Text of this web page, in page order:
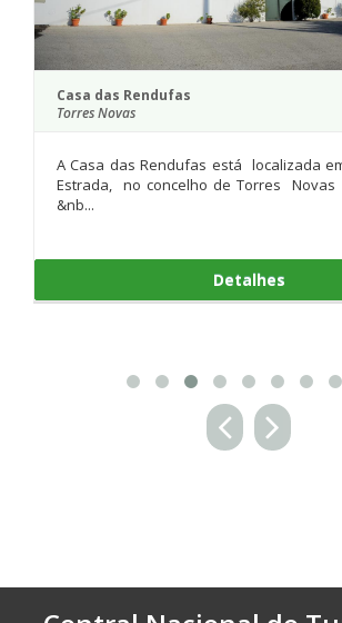
está localizada em Rendufas da
de Torres Novas nos limítrofes